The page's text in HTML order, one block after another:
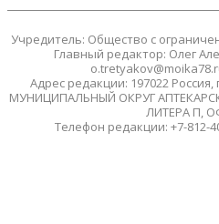
Учредитель: Общество с
Главный редактор: Олег
Адрес редакции: 197022 Россия,
МУНИЦИПАЛЬНЫЙ ОКРУГ
ЛИТЕРА П,
Телефон редакции: +7-812-